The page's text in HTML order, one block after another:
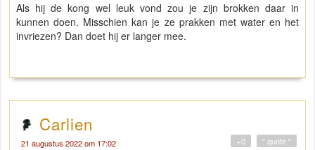
Als hij de kong wel leuk vond zou je zijn brokken daar in
kunnen doen. Misschien kan je ze prakken met water en het
invriezen? Dan doet hij er langer mee.
Carlien
21 augustus 2022 om 17:02 " quote "
+0